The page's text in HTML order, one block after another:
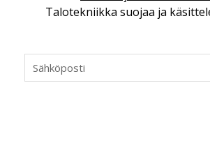
NIMITYKSET
Refair
Talotekniikka suojaa ja